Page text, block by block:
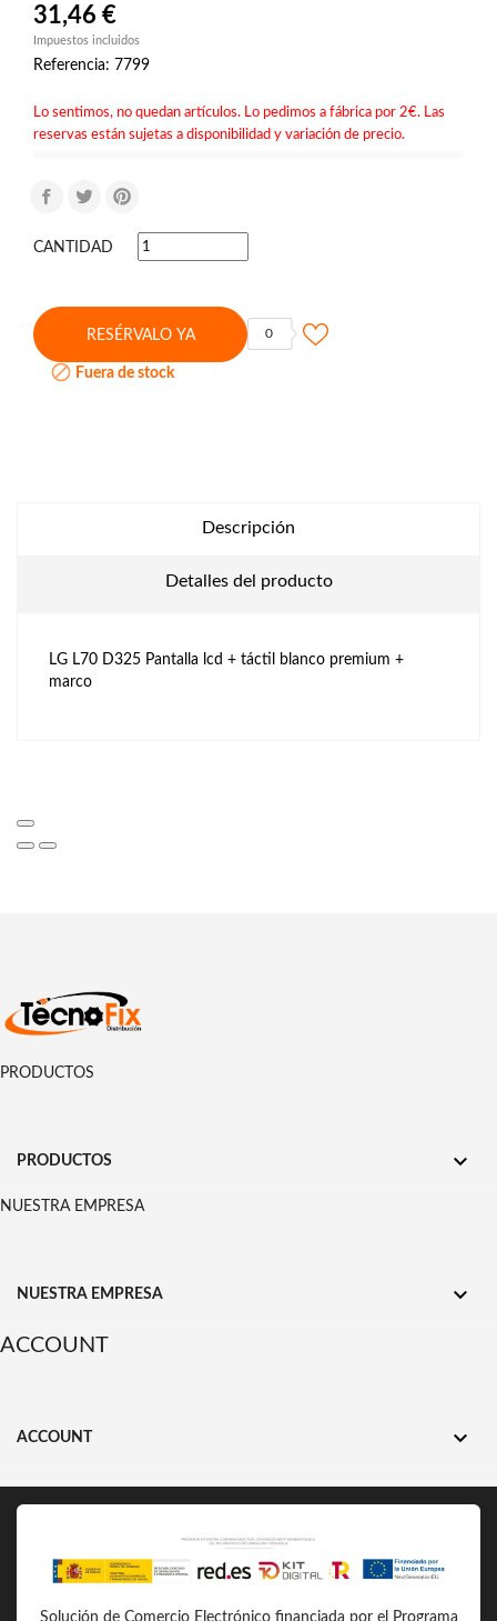
31,46 €
Impuestos incluidos
Referencia: 7799
Lo sentimos, no quedan artículos. Lo pedimos a fábrica por 2€. Las
reservas están sujetas a disponibilidad y variación de precio.
CANTIDAD
RESÉRVALO YA 0
 Fuera de stock
Descripción
Detalles del producto
LG L70 D325 Pantalla lcd + táctil blanco premium +
marco
PRODUCTOS
PRODUCTOS 
NUESTRA EMPRESA
NUESTRA EMPRESA 
ACCOUNT
ACCOUNT 